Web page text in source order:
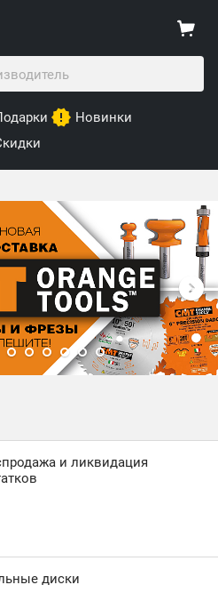
Новинки
Технологии
и ликвидация
диски